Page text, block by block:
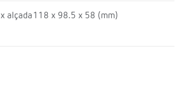
alçada118 x 98.5 x 58 (mm)